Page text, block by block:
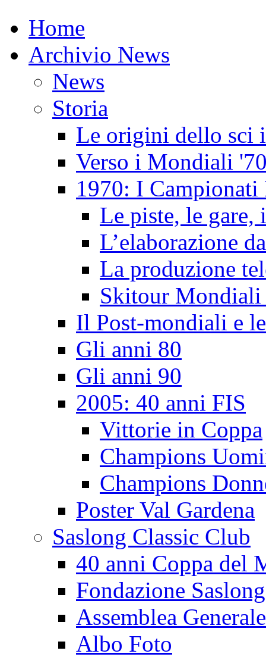
Home
Archivio News
News
Storia
Le origini dello sci
Verso i Mondiali
1970: I
Le piste, le
L’elaborazione
La produzione
Skitour Mondiali
Il Post-mondiali e
Gli anni 80
Gli anni 90
2005: 40 anni FIS
Vittorie in Coppa
Champions
Champions
Poster Val Gardena
Saslong Classic Club
40 anni Coppa del
Fondazione Saslong
Assemblea Generale
Albo Foto